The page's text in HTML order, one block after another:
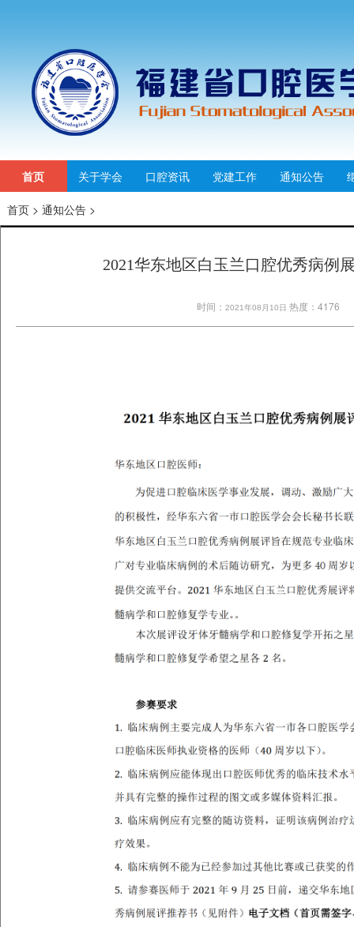
首页 关于学会 口腔资讯 党建工作 通知公告
首页 > 通知公告 >
2021华东地区白玉兰口腔优秀病例
时间：2021年08月10日 热度：4176